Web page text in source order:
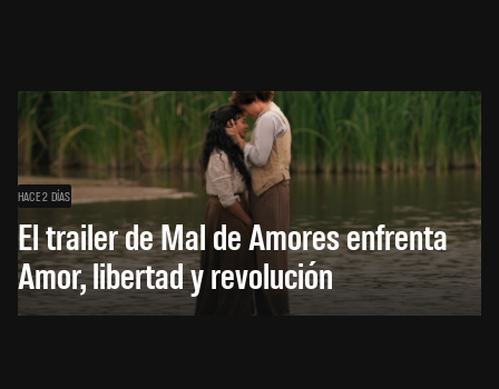
HACE 2 DÍAS
El trailer de Mal de Amores enfrenta
Amor, libertad y revolución